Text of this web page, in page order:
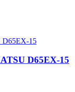
D65EX-15